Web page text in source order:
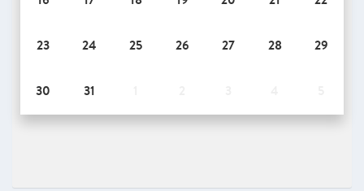
23 24 25 26 27 28 29
30 31